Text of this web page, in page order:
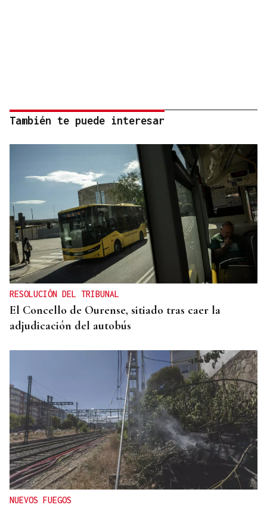
También te puede interesar
RESOLUCIÓN DEL TRIBUNAL
El Concello de Ourense, sitiado tras caer la
adjudicación del autobús
NUEVOS FUEGOS